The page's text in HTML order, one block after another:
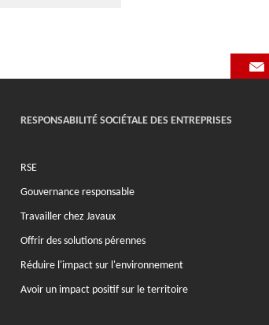
RESPONSABILITÉ SOCIÉTALE DES ENTREPRISES
RSE
Gouvernance responsable
Travailler chez Javaux
Offrir des solutions pérennes
Réduire l'impact sur l'environnement
Avoir un impact positif sur le territoire